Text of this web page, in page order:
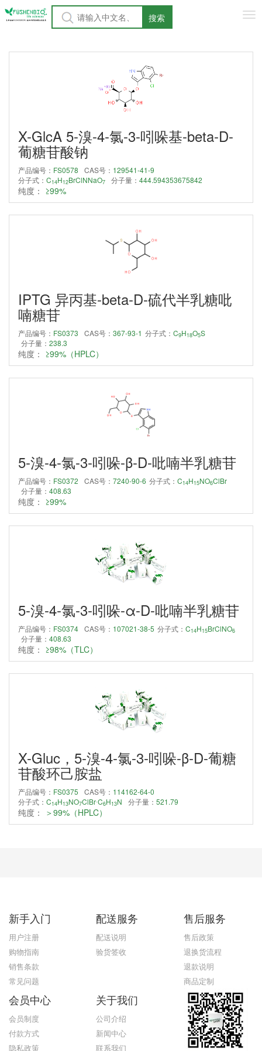
搜索
X-GlcA 5-溴-4-氯-3-吲哚基-beta-D-
葡糖苷酸钠
产品编号： FS0578 CAS号： 129541-41-9
分子式： C14H12BrClNNaO7 分子量： 444.594353675842
纯度： ≥99%
IPTG 异丙基-beta-D-硫代半乳糖吡
喃糖苷
产品编号： FS0373 CAS号： 367-93-1 分子式： C9H18O5S
分子量： 238.3
纯度： ≥99%（HPLC）
5-溴-4-氯-3-吲哚-β-D-吡喃半乳糖苷
产品编号： FS0372 CAS号： 7240-90-6 分子式： C14H15NO6ClBr
分子量： 408.63
纯度： ≥99%
5-溴-4-氯-3-吲哚-α-D-吡喃半乳糖苷
产品编号： FS0374 CAS号： 107021-38-5 分子式： C14H15BrClNO6
分子量： 408.63
纯度： ≥98%（TLC）
X-Gluc，5-溴-4-氯-3-吲哚-β-D-葡糖
苷酸环己胺盐
产品编号： FS0375 CAS号： 114162-64-0
分子式： C14H13NO7ClBrC6H13N 分子量： 521.79
纯度： ＞99%（HPLC）
新手入门
用户注册
购物指南
销售条款
常见问题
配送服务
配送说明
验货签收
售后服务
售后政策
退换货流程
退款说明
商品定制
会员中心
会员制度
付款方式
隐私政策
关于我们
公司介绍
新闻中心
联系我们